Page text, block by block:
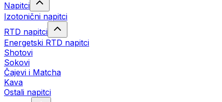
Napitci
Izotonični napitci
RTD napitci
Energetski RTD napitci
Shotovi
Sokovi
Čajevi i Matcha
Kava
Ostali napitci